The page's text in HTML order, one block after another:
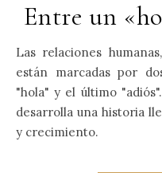
Entre un
Las relaciones humanas, especialmente las de pareja,
están marcadas por
"hola" y el último
desarrolla una historia
y crecimiento.